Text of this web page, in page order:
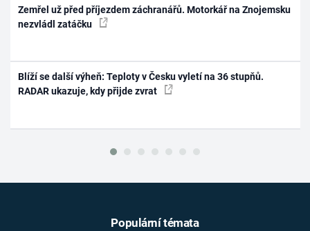
Zemřel už před příjezdem záchranářů. Motorkář na Znojemsku
nezvládl zatáčku
Blíží se další výheň: Teploty v Česku vyletí na 36 stupňů.
RADAR ukazuje, kdy přijde zvrat
Populární témata